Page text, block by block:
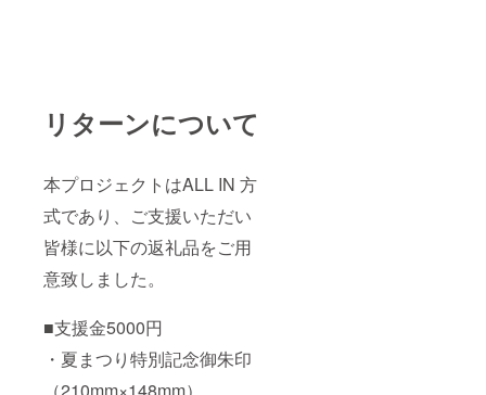
リターンについて
本プロジェクトはALL IN 方
式であり、ご支援いただい
皆様に以下の返礼品をご用
意致しました。
■支援金5000円
・夏まつり特別記念御朱印
（210mm×148mm）